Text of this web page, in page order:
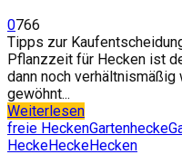
0766
Tipps zur
Pflanzzeit für Hecken ist
dann noch
gewöhnt...
Weiterlesen
freie HeckenGartenhecke
HeckeHeckeHecken